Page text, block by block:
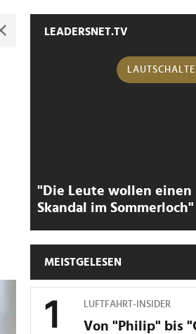
LEADERSNET.TV
"Die Leute wollen einen
Skandal im Sommerloch"
MEISTGELESEN
LUFTFAHRT-INSIDER
Von "Philip" bis